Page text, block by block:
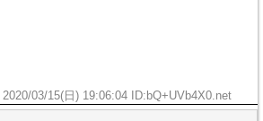
2020/03/15(日) 19:06:04 ID:bQ+UVb4X0.net